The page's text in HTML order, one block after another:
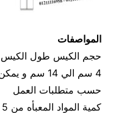
المواصفات
4 سم الي
حسب متطلبات العمل